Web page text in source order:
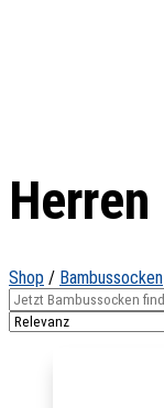
Herren
Shop / Bambussocken